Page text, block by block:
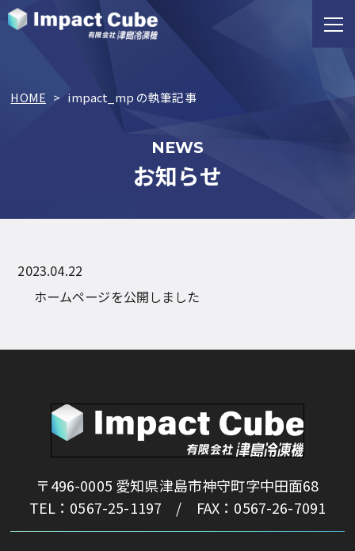
HOME > impact_mp の執筆記事
NEWS
お知らせ
2023.04.22
ホームページを公開しました
〒496-0005 愛知県津島市神守町字中田面68
TEL：0567-25-1197 / FAX：0567-26-7091